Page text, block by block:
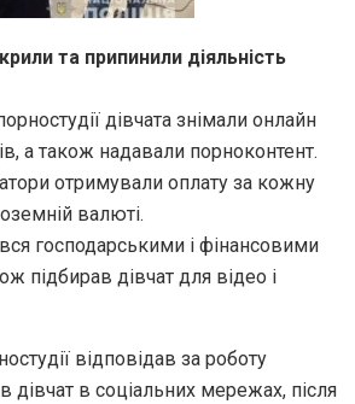
та припинили діяльність
дівчата знімали онлайн
а також надавали порноконтент.
отримували оплату за кожну
валюті.
господарськими і фінансовими
підбирав дівчат для відео і
відповідав за роботу
дівчат в соціальних мережах, після